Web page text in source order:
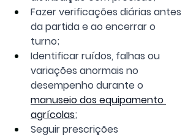
Fazer verificações diárias antes
da partida e ao encerrar o
turno;
Identificar ruídos, falhas ou
variações anormais no
desempenho durante o
manuseio dos equipamento
agrícolas;
Seguir prescrições